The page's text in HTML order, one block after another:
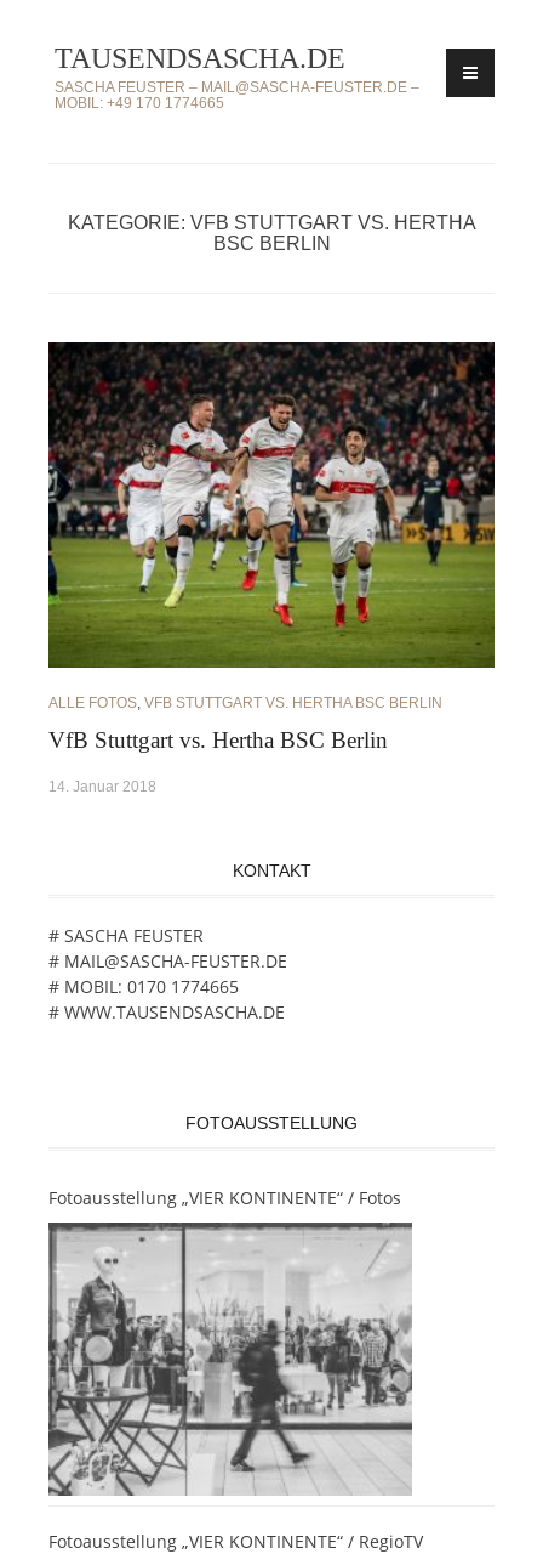
Inhalt
springen
TAUSENDSASCHA.DE
SASCHA FEUSTER – MAIL@SASCHA-FEUSTER.DE –
MOBIL: +49 170 1774665
KATEGORIE: VFB STUTTGART VS. HERTHA
BSC BERLIN
ALLE FOTOS VFB STUTTGART VS. HERTHA BSC BERLIN
VfB Stuttgart vs. Hertha BSC Berlin
14. Januar 2018
KONTAKT
# SASCHA FEUSTER
# MAIL@SASCHA-FEUSTER.DE
# MOBIL: 0170 1774665
# WWW.TAUSENDSASCHA.DE
FOTOAUSSTELLUNG
Fotoausstellung „VIER KONTINENTE“ / Fotos
Fotoausstellung „VIER KONTINENTE“ / RegioTV